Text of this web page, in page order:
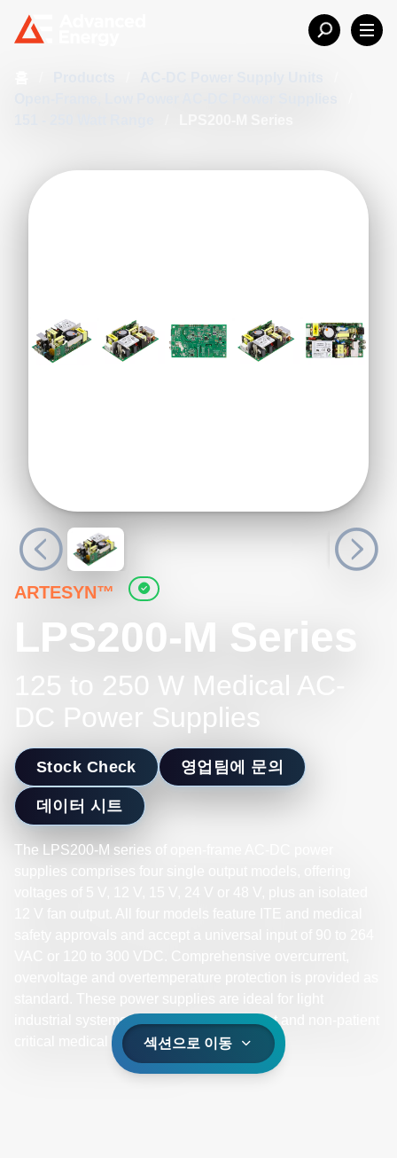
ARTESYN™
LPS200-M Series
125 to 250 W Medical AC-
DC Power Supplies
Stock Check 영업팀에 문의
데이터 시트
The LPS200-M series of open-frame AC-DC power
supplies comprises four single output models, offering
industrial systems and non-patient contact and non-patient
critical medical applications.
섹션으로 이동